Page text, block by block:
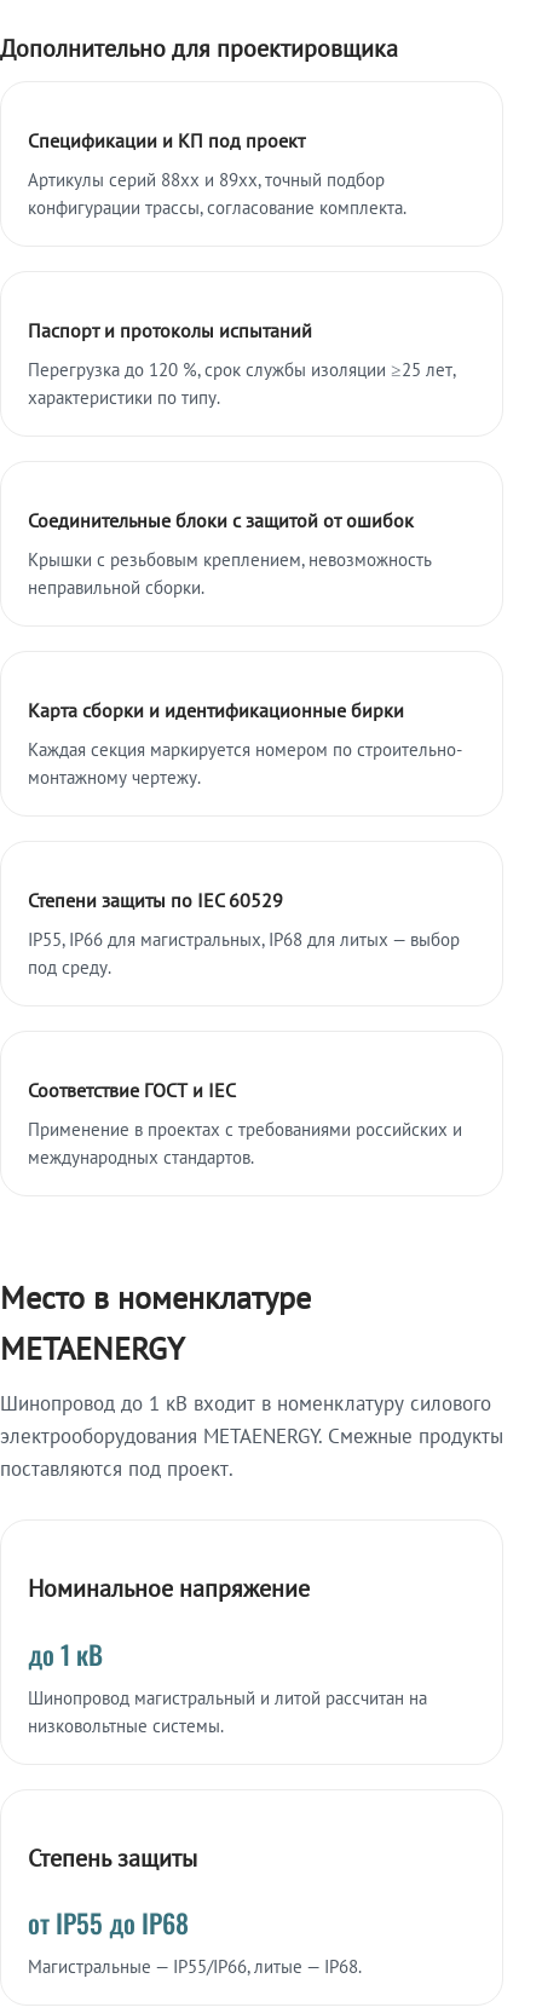
Дополнительно для проектировщика
Спецификации и КП под проект
Артикулы серий 88xx и 89xx, точный подбор
конфигурации трассы, согласование комплекта.
Паспорт и протоколы испытаний
Перегрузка до 120 %, срок службы изоляции ≥25 лет,
характеристики по типу.
Соединительные блоки с защитой от ошибок
Крышки с резьбовым креплением, невозможность
неправильной сборки.
Карта сборки и идентификационные бирки
Каждая секция маркируется номером по строительно-
монтажному чертежу.
Степени защиты по IEC 60529
IP55, IP66 для магистральных, IP68 для литых — выбор
под среду.
Соответствие ГОСТ и IEC
Применение в проектах с требованиями российских и
международных стандартов.
Место в номенклатуре
METAENERGY
Шинопровод до 1 кВ входит в номенклатуру силового
электрооборудования METAENERGY. Смежные продукты
поставляются под проект.
Номинальное напряжение
до 1 кВ
Шинопровод магистральный и литой рассчитан на
низковольтные системы.
Степень защиты
от IP55 до IP68
Магистральные — IP55/IP66, литые — IP68.